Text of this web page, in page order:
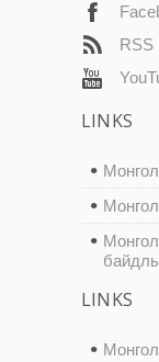
RSS
LINKS
LINKS